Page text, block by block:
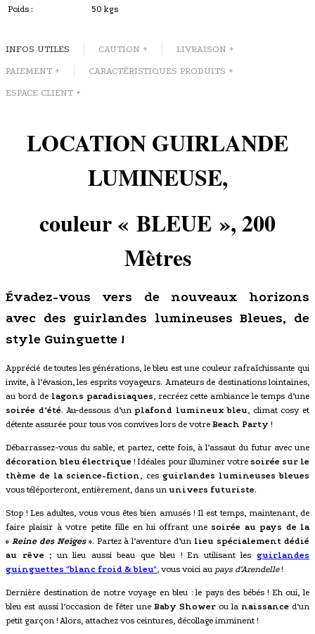
Poids :
50 kgs
INFOS UTILES CAUTION + LIVRAISON +
PAIEMENT + CARACTÉRISTIQUES PRODUITS +
ESPACE CLIENT +
LOCATION GUIRLANDE
LUMINEUSE,
couleur « BLEUE », 200
Mètres
Évadez-vous vers de nouveaux horizons
avec des guirlandes lumineuses Bleues, de
style Guinguette !
Apprécié de toutes les générations, le bleu est une couleur rafraîchissante qui
invite, à l’évasion, les esprits voyageurs. Amateurs de destinations lointaines,
au bord de lagons paradisiaques, recréez cette ambiance le temps d’une
soirée d’été. Au-dessous d’un plafond lumineux bleu, climat cosy et
détente assurée pour tous vos convives lors de votre Beach Party !
Débarrassez-vous du sable, et partez, cette fois, à l’assaut du futur avec une
décoration bleu électrique ! Idéales pour illuminer votre soirée sur le
thème de la science-fiction, ces guirlandes lumineuses bleues
vous téléporteront, entièrement, dans un univers futuriste.
Stop ! Les adultes, vous vous êtes bien amusés ! Il est temps, maintenant, de
faire plaisir à votre petite fille en lui offrant unesoirée au pays de la
« Reine des Neiges». Partez à l’aventure d’un lieu spécialement dédié
au rêve ; un lieu aussi beau que bleu ! En utilisant lesguirlandes
guinguettes "blanc froid & bleu", vous voici au pays d’Arendelle!
Dernière destination de notre voyage en bleu : le pays des bébés ! Eh oui, le
bleu est aussi l’occasion de fêter une Baby Shower ou la naissance d’un
petit garçon ! Alors, attachez vos ceintures, décollage imminent !